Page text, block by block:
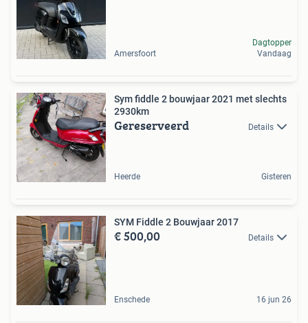
Amersfoort
Dagtopper
Vandaag
Sym fiddle 2 bouwjaar 2021 met slechts
2930km
Gereserveerd Details
Heerde Gisteren
SYM Fiddle 2 Bouwjaar 2017
€ 500,00 Details
Enschede 16 jun 26